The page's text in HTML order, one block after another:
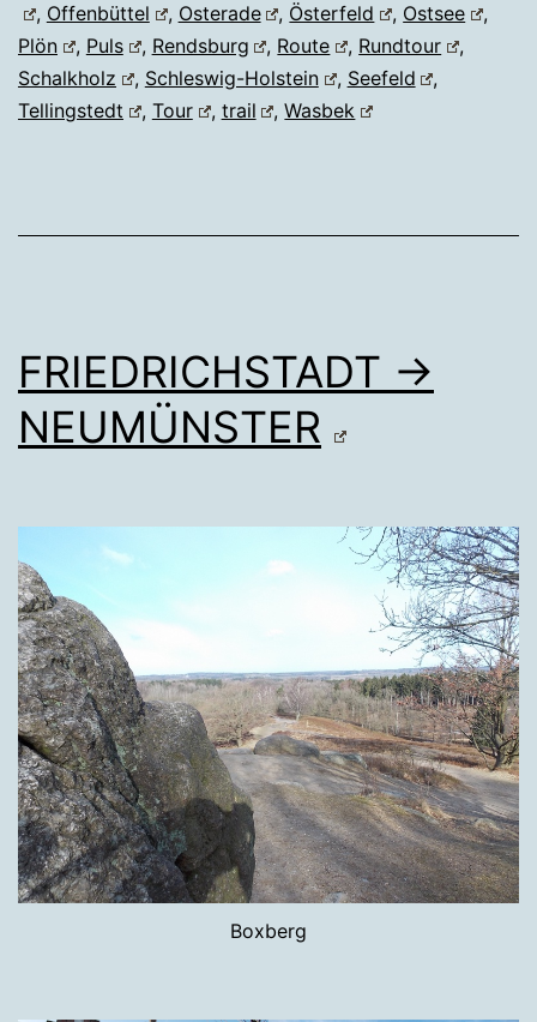
, Offenbüttel , Osterade , Österfeld , Ostsee
,
Plön
, Puls , Rendsburg , Route , Rundtour
,
Schalkholz
, Schleswig-Holstein , Seefeld
,
Tellingstedt
, Tour , trail ,Wasbek
FRIEDRICHSTADT →
NEUMÜNSTER
Boxberg